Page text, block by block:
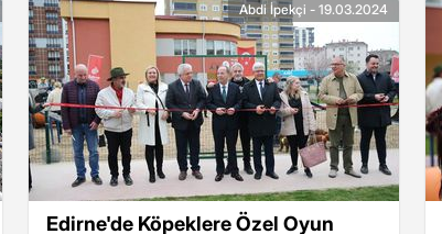
Edirne'de Köpeklere Özel Oyun
Abdi İpekçi - 19.03.2024